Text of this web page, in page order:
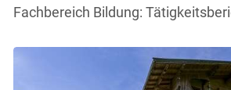
Fachbereich Bildung: